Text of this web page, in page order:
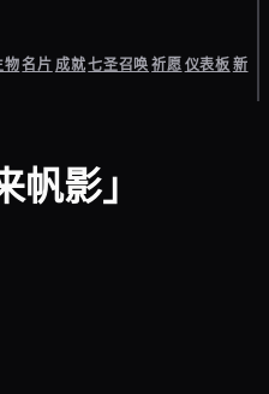
物名片成就七圣召唤祈愿仪表板新
影」